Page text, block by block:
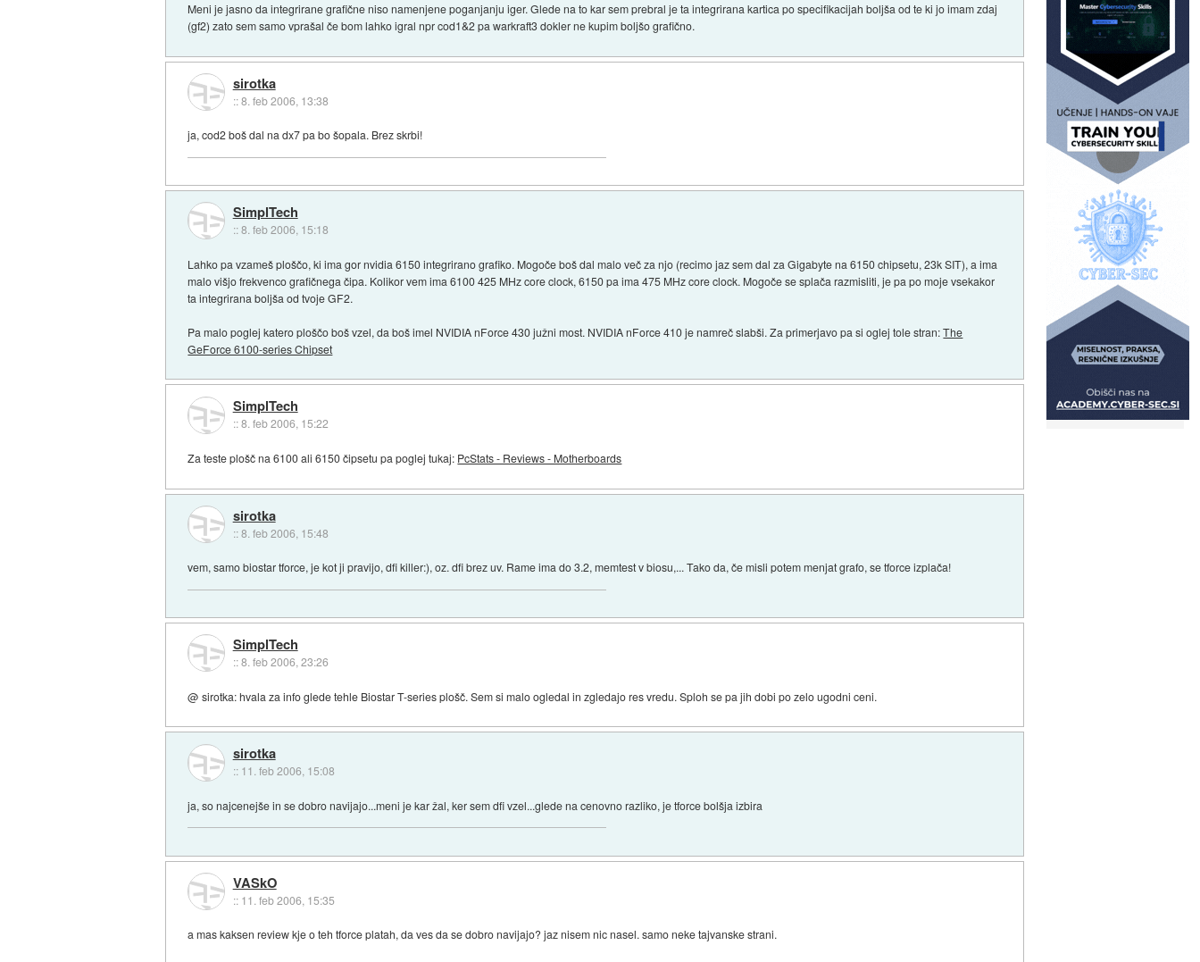
Meni je jasno da integrirane grafične niso namenjene poganjanju iger. Glede na to kar sem prebral je ta integrirana kartica po specifikacijah boljša od te ki jo imam zdaj
(gf2) zato sem samo vprašal če bom lahko igral npr cod1&2 pa warkraft3 dokler ne kupim boljšo grafično.
sirotka
::8. feb 2006, 13:38
ja, cod2 boš dal na dx7 pa bo šopala. Brez skrbi!
SimplTech
::8. feb 2006, 15:18
Lahko pa vzameš ploščo, ki ima gor nvidia 6150 integrirano grafiko. Mogoče boš dal malo več za njo (recimo jaz sem dal za Gigabyte na 6150 chipsetu, 23k SIT), a ima
malo višjo frekvenco grafičnega čipa. Kolikor vem ima 6100 425 MHz core clock, 6150 pa ima 475 MHz core clock. Mogoče se splača razmisliti, je pa po moje vsekakor
ta integrirana boljša od tvoje GF2.
Pa malo poglej katero ploščo boš vzel, da boš imel NVIDIA nForce 430 južni most. NVIDIA nForce 410 je namreč slabši. Za primerjavo pa si oglej tole stran:The
GeForce 6100-series Chipset
SimplTech
::8. feb 2006, 15:22
Za teste plošč na 6100 ali 6150 čipsetu pa poglej tukaj: PcStats - Reviews - Motherboards
sirotka
::8. feb 2006, 15:48
vem, samo biostar tforce, je kot ji pravijo, dfi killer:), oz. dfi brez uv. Rame ima do 3.2, memtest v biosu,... Tako da, če misli potem menjat grafo, se tforce izplača!
SimplTech
::8. feb 2006, 23:26
@ sirotka: hvala za info glede tehle Biostar T-series plošč. Sem si malo ogledal in zgledajo res vredu. Sploh se pa jih dobi po zelo ugodni ceni.
sirotka
:: 11. feb 2006, 15:08
ja, so najcenejše in se dobro navijajo...meni je kar žal, ker sem dfi vzel...glede na cenovno razliko, je tforce bolšja izbira
VASkO
:: 11. feb 2006, 15:35
a mas kaksen review kje o teh tforce platah, da ves da se dobro navijajo? jaz nisem nic nasel. samo neke tajvanske strani.